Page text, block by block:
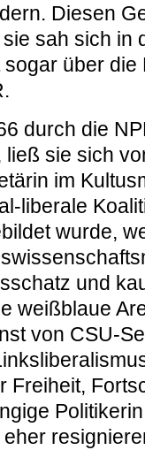
Diesen
sah sich in
über
durch die
sie sich
im
liberale
wurde,
und
weißblaue
von CSU-
Freiheit,